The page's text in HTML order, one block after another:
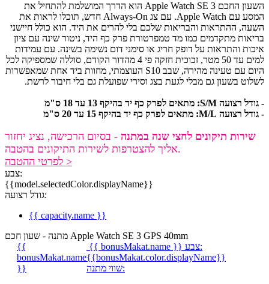
השעון החכם Apple Watch SE 3 הוא הדרך המושלמת להתחיל את
המסע עם Apple Watch. עם צג Always-On חדש, תוכלו לראות את
השעה, ההתראות והבריאות שלכם בלי להרים את היד. הוא כולל חיישני
בריאות מתקדמים כמו מד טמפרטורת פרק כף היד, ניטור שינה עם ציון
איכות והתראות על דופק חריג או סימני דום נשימה בשינה. עם עמידות
למים עד 50 מטר, זכוכית חזקה פי 4 מהדור הקודם, סוללה שמספיקה לכל
היום עם טעינה מהירה, שבב S10 העוצמתי, מחוות ביד אחת שמאפשרות
לשלוט בשעון גם מבלי לגעת בצג וסירי שפועלת גם בלי חיבור לרשת.
- גודל רצועה S/M: מתאים לפרק כף יד בהיקף 13 עד 18 ס"מ
- גודל רצועה M/L: מתאים לפרק כף יד בהיקף 15 עד 20 ס"מ
שירות תיקונים לחצי שנה במתנה - בסיום הרכישה, נציג יחזור
אליך להצטרפות לשירות התיקונים בהטבה.
לפרטי ההטבה >
צבע:
{{model.selectedColor.displayName}}
גודל רצועה:
{{ capacity.name }}
מתנה - שעון חכם Apple Watch SE 3 GPS 40mm
{{
bonusMakat.name
}}
{{ bonusMakat.name }}
צבע:
{{bonusMakat.color.displayName}}
שווי מתנה: